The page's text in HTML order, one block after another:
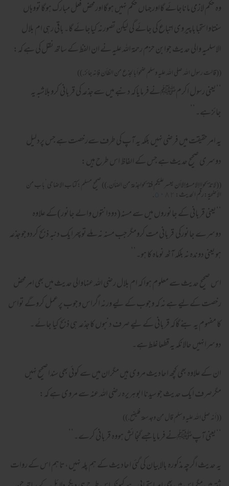
وہ حکم لازمی ماناجائے گااورجہاں حکم نہیں ہوگااورمحض فعل مبارک ہوگاتووہاں
سنتاواستحباباپیروی اتباع کی جائے گی لیکن تصورنہ کیاجائے گا۔باقی رہی ام بلال
الاسلمیہ والی حدیث جوابن حزم رحمۃ اللہ علیہ نے ان الفظ کے ساتھ نقل کی ہے کہ:
((قالت رسول الله صلى الله عليه وسلم ضحوأبالجذع من الظأن فإنه جائز.))
‘‘یعنی رسول اکرمﷺنےفرمایاکہ دنبے میں سےجذعہ کی قربانی کروبلاشبہ یہ
جائزہے۔’’
یہ امرحقیقت میں فرضی نہیں بلکہ یہ آپ کی طرف سےرخصت ہے جس پردلیل
دوسری صحیح حدیث ہے جس کے الفاظ اس طرح ہیں:
((لاتذبحوااإلامسنةإلاأن يعسرعليكم فتذبحواجذعة من الضأن.)) صحيح مسلم:كتاب الاضاحى’باب من
الأضحية:رقم الحديث: ٥٠
‘‘یعنی قربانی کے جانوروں میں سے مسنہ(دودانتوں والے جانور)کے علاوہ
دوسرے جانورکی قربانی مت کرومگرجب مسنہ نہ ملےتوپھرایک دنبہ ذبح کردوجوجذعہ
ہویعنی دوندہ نہ بلکہ آٹھ نوماہ کا ہو۔’’
اس صحیح حدیث سے معلوم ہوا کہ ام بلال رضی اللہ عنہاوالی حدیث میں بھی امرمحض
رخصت کےلیے ہے نہ کہ وجوب کے لیے ورنہ اگراس وجوب پرعمل کروگے تواس
کا مفہوم یہ بنے گاکہ قربانی کے لیے صرف دنبوں کاجذعہ ہی ذبح کیا جائے ۔
دوسرانہیں حالانکہ یہ قطعا غلط ہے۔
ان کے علاوہ بھی کچھ احادیث مروی ہیں مگران میں سے کوئی بھی سنداصحیح نہیں
مگرصرف ایک حدیث جو سیدنا ابوہریرہ رضی اللہ عنہ سے مروی ہے کہ:
((أنه صلى الله عليه وسلم قال من وجدسعة فليضح.))
‘‘یعنی آپﷺنےفرمایاجسےگنجائش ہووہ قربانی کرے۔’’
یہ حدیث اگرچہ مذکورہ بالابیان کی گئی احادیث کے ہم پلہ نہیں ،تاہم اس کے روات